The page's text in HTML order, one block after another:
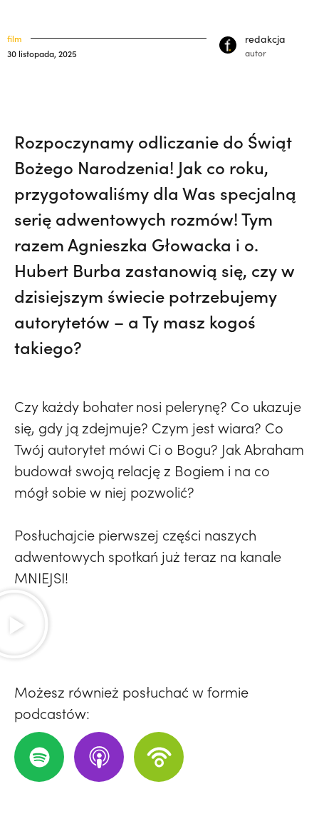
kuria prowincjalna
Kozieł | JESTEM,
On ocalał, jego bracia
film
30 listopada, 2025
redakcja
autor
Rozpoczynamy odliczanie do Świąt
Bożego Narodzenia! Jak co roku,
przygotowaliśmy dla Was specjalną
serię adwentowych rozmów! Tym
razem Agnieszka Głowacka i o.
Hubert Burba zastanowią się, czy w
dzisiejszym świecie potrzebujemy
autorytetów – a Ty masz kogoś
takiego?
Czy każdy bohater nosi pelerynę? Co ukazuje
się, gdy ją zdejmuje? Czym jest wiara? Co
Twój autorytet mówi Ci o Bogu? Jak Abraham
budował swoją relację z Bogiem i na co
mógł sobie w niej pozwolić?
Posłuchajcie pierwszej części naszych
adwentowych spotkań już teraz na kanale
MNIEJSI!
Możesz również posłuchać w formie
podcastów: